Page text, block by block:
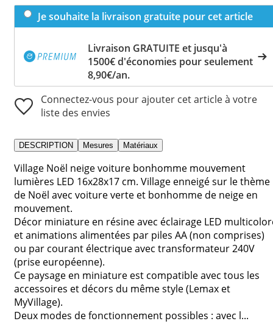
Je souhaite la livraison gratuite pour cet article
Livraison GRATUITE et jusqu'à
1500€ d'économies pour seulement
8,90€/an.
Connectez-vous pour ajouter cet article à votre
liste des envies
DESCRIPTION Mesures Matériaux
Village Noël neige voiture bonhomme mouvement
lumières LED 16x28x17 cm. Village enneigé sur le thème
de Noël avec voiture verte et bonhomme de neige en
mouvement.
Décor miniature en résine avec éclairage LED
et animations alimentées par piles AA (non comprises)
ou par courant électrique avec transformateur 240V
(prise européenne).
Ce paysage en miniature est compatible avec tous les
accessoires et décors du même style (Lemax et
MyVillage).
Deux modes de fonctionnement possibles : avec l...